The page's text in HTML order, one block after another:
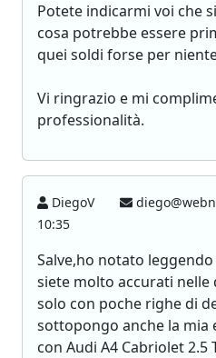
Potete indicarmi voi che
cosa potrebbe essere
quei soldi forse per
Vi ringrazio e mi
professionalità.
DiegoV
10:35
Salve,ho notato
siete molto accurati nelle
solo con poche righe di
sottopongo anche la mia
con Audi A4 Cabriolet 2.5